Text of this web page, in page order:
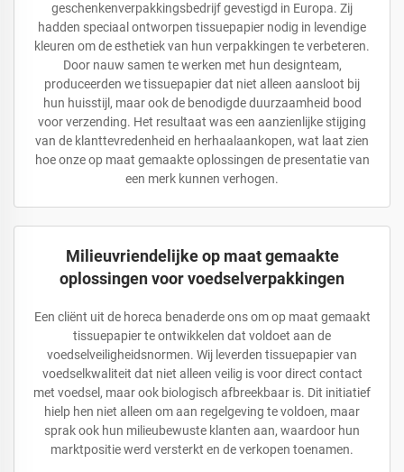
geschenkenverpakkingsbedrijf gevestigd in Europa. Zij
hadden speciaal ontworpen tissuepapier nodig in levendige
kleuren om de esthetiek van hun verpakkingen te verbeteren.
Door nauw samen te werken met hun designteam,
produceerden we tissuepapier dat niet alleen aansloot bij
hun huisstijl, maar ook de benodigde duurzaamheid bood
voor verzending. Het resultaat was een aanzienlijke stijging
van de klanttevredenheid en herhaalaankopen, wat laat zien
hoe onze op maat gemaakte oplossingen de presentatie van
een merk kunnen verhogen.
Milieuvriendelijke op maat gemaakte
oplossingen voor voedselverpakkingen
Een cliënt uit de horeca benaderde ons om op maat gemaakt
tissuepapier te ontwikkelen dat voldoet aan de
voedselveiligheidsnormen. Wij leverden tissuepapier van
voedselkwaliteit dat niet alleen veilig is voor direct contact
met voedsel, maar ook biologisch afbreekbaar is. Dit initiatief
hielp hen niet alleen om aan regelgeving te voldoen, maar
sprak ook hun milieubewuste klanten aan, waardoor hun
marktpositie werd versterkt en de verkopen toenamen.